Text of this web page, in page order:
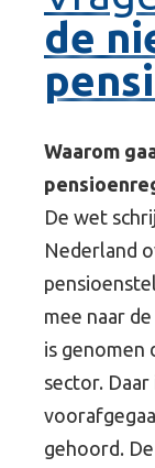
de
Waarom
De wet
Nederland
mee naar
is genomen
sector.
gehoord.